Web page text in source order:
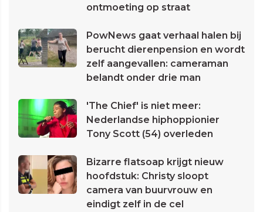
ontmoeting op straat
PowNews gaat verhaal halen bij
berucht dierenpension en wordt
zelf aangevallen: cameraman
belandt onder drie man
'The Chief' is niet meer:
Nederlandse hiphoppionier
Tony Scott (54) overleden
Bizarre flatsoap krijgt nieuw
hoofdstuk: Christy sloopt
camera van buurvrouw en
eindigt zelf in de cel